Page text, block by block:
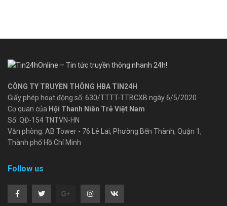
CÔNG TY TRUYỀN THÔNG HBA TIN24H
Giấy phép hoạt động số: 630/TTTT-TTBCXB ngày 6/5/2020
Cơ quan của Hội Thanh Niên Trẻ Việt Nam
Số: QĐ-154 TNTVN-HN
Văn phòng: AB Tower - 76 Lê Lai, Phường Bến Thành, Quận 1,
Thành phố Hồ Chí Minh
Follow us